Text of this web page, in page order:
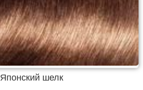
Японский шелк